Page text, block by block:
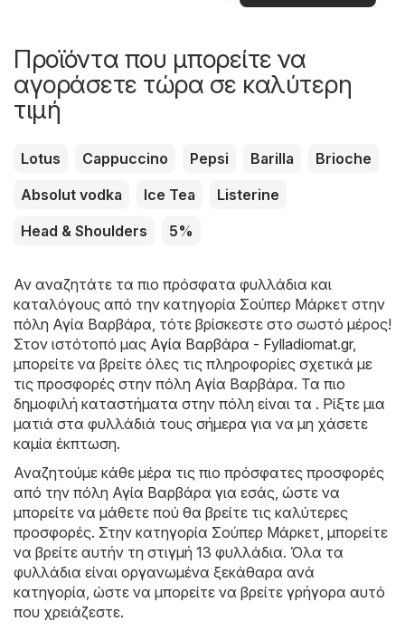
Προϊόντα που μπορείτε να
αγοράσετε τώρα σε καλύτερη
τιμή
Lotus Cappuccino Pepsi Barilla
Brioche
Absolut vodka
Ice Tea
Listerine
Head & Shoulders
5%
Αν αναζητάτε τα πιο πρόσφατα φυλλάδια και
καταλόγους από την κατηγορία Σούπερ Μάρκετ στην
πόλη Αγία Βαρβάρα, τότε βρίσκεστε στο σωστό μέρος!
Στον ιστότοπό μας Αγία Βαρβάρα - Fylladiomat.gr,
μπορείτε να βρείτε όλες τις πληροφορίες σχετικά με
τις προσφορές στην πόλη Αγία Βαρβάρα. Τα πιο
δημοφιλή καταστήματα στην πόλη είναι τα . Ρίξτε μια
ματιά στα φυλλάδιά τους σήμερα για να μη χάσετε
καμία έκπτωση.
Αναζητούμε κάθε μέρα τις πιο πρόσφατες προσφορές
από την πόλη Αγία Βαρβάρα για εσάς, ώστε να
μπορείτε να μάθετε πού θα βρείτε τις καλύτερες
προσφορές. Στην κατηγορία Σούπερ Μάρκετ, μπορείτε
να βρείτε αυτήν τη στιγμή 13 φυλλάδια. Όλα τα
φυλλάδια είναι οργανωμένα ξεκάθαρα ανά
κατηγορία, ώστε να μπορείτε να βρείτε γρήγορα αυτό
που χρειάζεστε.